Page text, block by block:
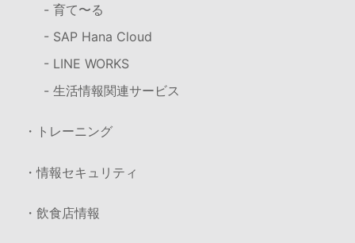
- 育て〜る
- SAP Hana Cloud
- LINE WORKS
- 生活情報関連サービス
・トレーニング
・情報セキュリティ
・飲食店情報